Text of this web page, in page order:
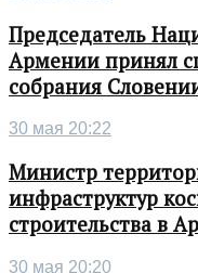
Председатель
Армении принял
собрания
30 мая 20:22
Министр
инфраструктур
строительства в
30 мая 20:20